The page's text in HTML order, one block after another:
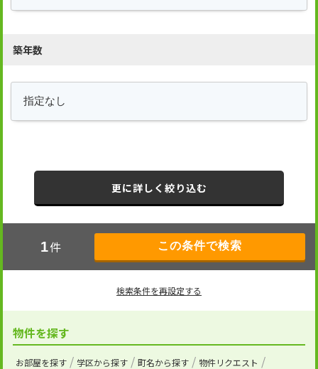
築年数
更に詳しく絞り込む
1件
検索条件を再設定する
物件を探す
お部屋を探す 学区から探す 町名から探す
物件リクエスト